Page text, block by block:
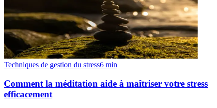
Techniques de gestion du stress6 min
Comment la méditation aide à maîtriser votre stress
efficacement